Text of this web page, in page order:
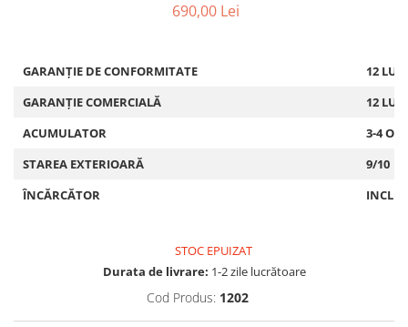
690,00 Lei
GARANȚIE DE CONFORMITATE
12
GARANȚIE COMERCIALĂ
12
ACUMULATOR
3-4 ORE
STAREA EXTERIOARĂ
9/10
ÎNCĂRCĂTOR
INCLUS
STOC EPUIZAT
Durata de livrare: 1-2 zile lucrătoare
Cod Produs: 1202